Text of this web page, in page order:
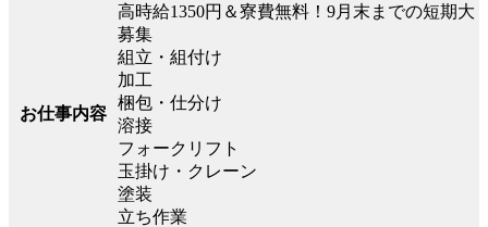
お仕事内容
高時給1350円＆寮費無料！9月末までの短期大
募集
組立・組付け
加工
梱包・仕分け
溶接
フォークリフト
玉掛け・クレーン
塗装
立ち作業